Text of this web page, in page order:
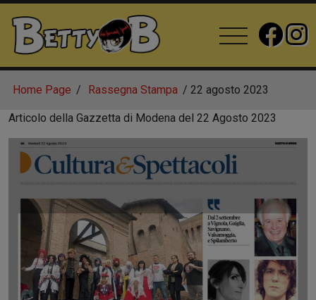
Home Page Rassegna Stampa 22 agosto 2023
Articolo della Gazzetta di Modena del 22 Agosto 2023